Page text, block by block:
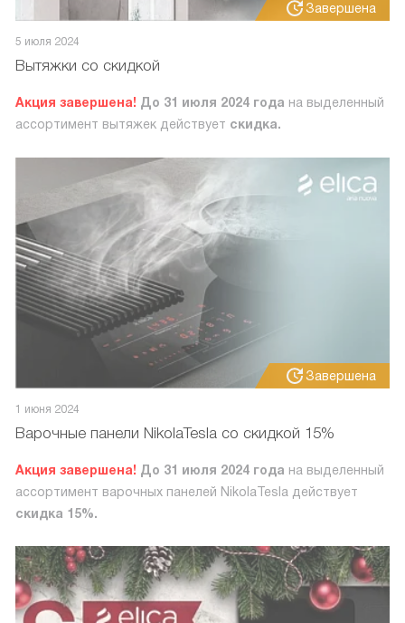
Завершена
5 июля 2024
Вытяжки со скидкой
Акция завершена! До 31 июля 2024 года на выделенный
ассортимент вытяжек действует скидка.
Завершена
1 июня 2024
Варочные панели NikolaTesla со скидкой 15%
Акция завершена! До 31 июля 2024 года на выделенный
ассортимент варочных панелей NikolaTesla действует
скидка 15%.